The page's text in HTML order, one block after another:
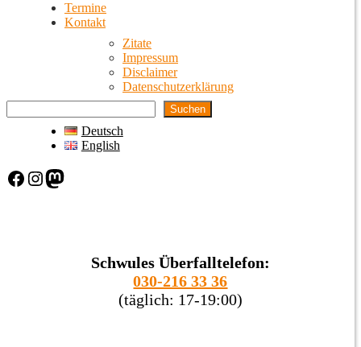
Termine
Kontakt
Zitate
Impressum
Disclaimer
Datenschutzerklärung
Suchen
Deutsch
English
Facebook Instagram Mastodon
Schwules Überfalltelefon:
030-216 33 36
(täglich: 17-19:00)